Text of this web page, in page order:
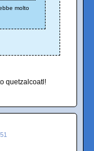
molto
quetzalcoatl!